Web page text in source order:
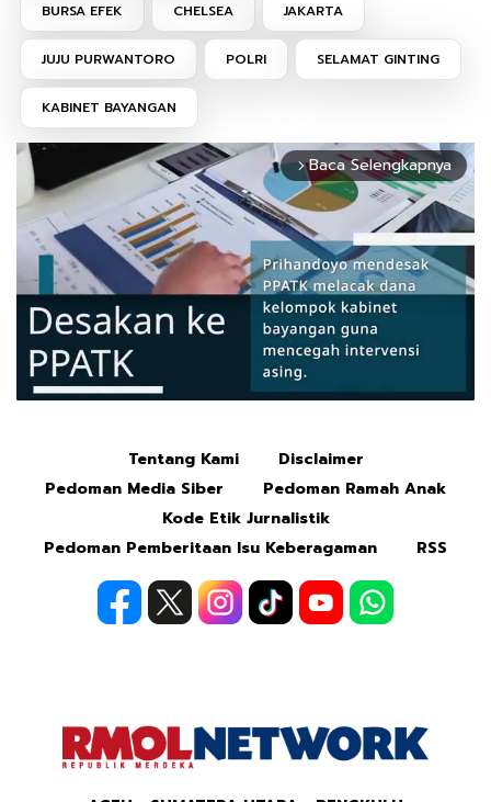
BURSA EFEK CHELSEA JAKARTA
JUJU PURWANTORO POLRI SELAMAT GINTING
KABINET BAYANGAN
arrow_forward_ios Baca Selengkapnya
Tentang Kami
Disclaimer
Pedoman Media Siber
Pedoman Ramah Anak
Kode Etik Jurnalistik
Pedoman Pemberitaan Isu Keberagaman
RSS